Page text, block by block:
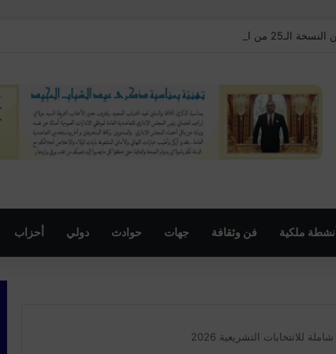
لموظفي الجماعة
أنشطة ملكية فن وثقافة جهات حوادث دولي أحزاب
للانتخابات التشريعية 2026